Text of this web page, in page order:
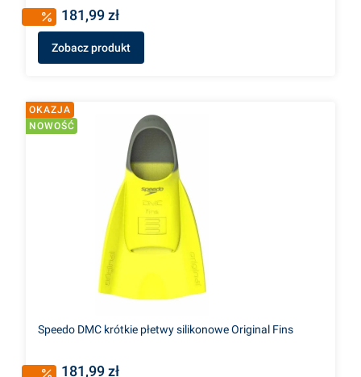
181,99 zł
Zobacz produkt
OKAZJA
NOWOŚĆ
Speedo DMC krótkie płetwy silikonowe Original Fins
181,99 zł